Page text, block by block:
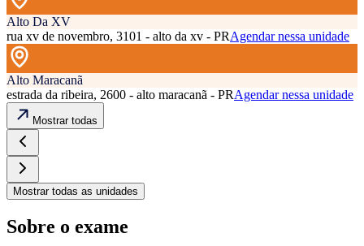
Alto Da XV
rua xv de novembro, 3101 - alto da xv - PRAgendar nessa unidade
Alto Maracanã
estrada da ribeira, 2600 - alto maracanã - PRAgendar nessa unidade
Mostrar todas
Mostrar todas as unidades
Sobre o exame